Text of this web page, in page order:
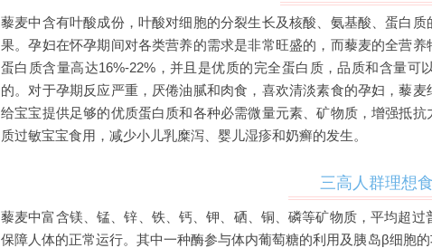
藜麦中含有叶酸成份，叶酸对细胞的分裂生长及核酸、氨基酸、蛋白
果。孕妇在怀孕期间对各类营养的需求是非常旺盛的，而藜麦的全营
蛋白质含量高达16%-22%，并且是优质的完全蛋白质，品质和含量
的。对于孕期反应严重，厌倦油腻和肉食，喜欢清淡素食的孕妇，藜
给宝宝提供足够的优质蛋白质和各种必需微量元素、矿物质，增强抵
质过敏宝宝食用，减少小儿乳糜泻、婴儿湿疹和奶癣的发生。
三高人群理想
藜麦中富含镁、锰、锌、铁、钙、钾、硒、铜、磷等矿物质，平均超过
保障人体的正常运行。其中一种酶参与体内葡萄糖的利用及胰岛β细胞